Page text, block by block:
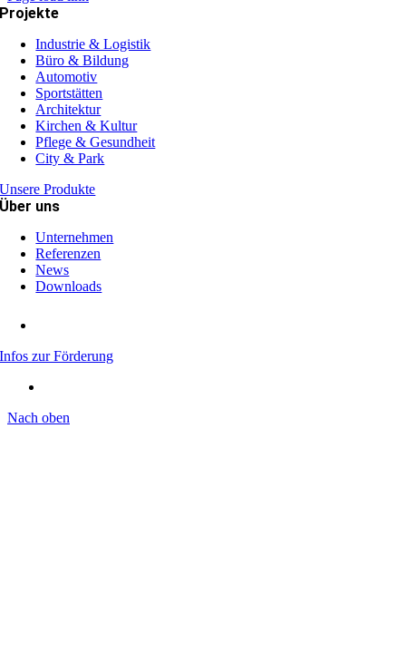
Projekte
Industrie & Logistik
Büro & Bildung
Automotiv
Sportstätten
Architektur
Kirchen & Kultur
Pflege & Gesundheit
City & Park
Unsere Produkte
Über uns
Unternehmen
Referenzen
News
Downloads
Infos zur Förderung
Nach oben